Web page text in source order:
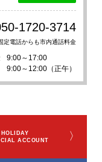
1720-3714
定電話からも市内通話料金
9:00～17:00
9:00～12:00（正午）
HOLIDAY
ACCOUNT
〉